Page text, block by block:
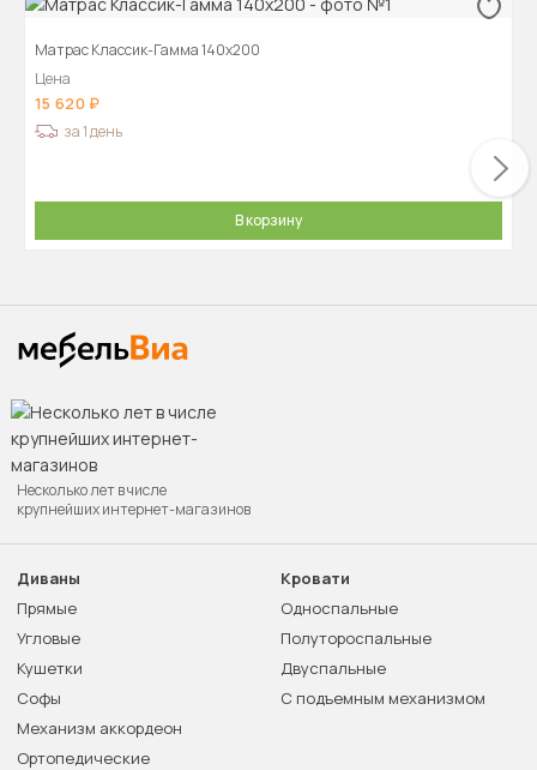
Матрас Классик-Гамма 140х200
Цена
15 620
за 1 день
В корзину
Несколько лет в числе
крупнейших интернет-магазинов
Диваны
Прямые
Угловые
Кушетки
Софы
Механизм аккордеон
Ортопедические
Кровати
Односпальные
Полутороспальные
Двуспальные
С подъемным механизмом